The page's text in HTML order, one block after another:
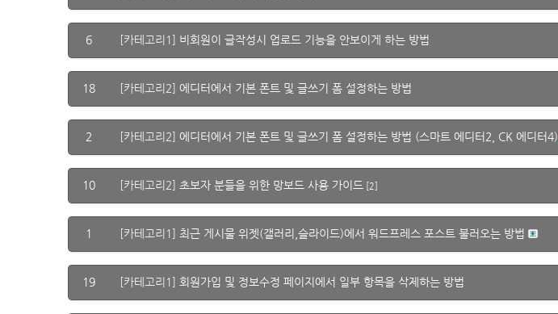
6 [카테고리1] 비회원이 글작성시 업로드 기능을 안보이게 하는 방법
18 [카테고리2] 에디터에서 기본 폰트 및 글쓰기 폼 설정하는 방법
2 [카테고리2] 에디터에서 기본 폰트 및 글쓰기 폼 설정하는 방법 (스마트 에디터2, CK 에디터4)
10 [카테고리2] 초보자 분들을 위한 망보드 사용 가이드 [2]
1 [카테고리1] 최근 게시물 위젯(갤러리,슬라이드)에서 워드프레스 포스트 불러오는 방법
19 [카테고리1] 회원가입 및 정보수정 페이지에서 일부 항목을 삭제하는 방법